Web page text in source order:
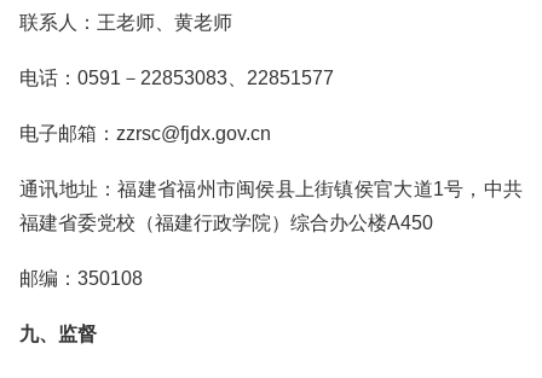
联系人：王老师、黄老师
电话：0591－22853083、22851577
电子邮箱：zzrsc@fjdx.gov.cn
通讯地址：福建省福州市闽侯县上街镇侯官大道1号，中共
福建省委党校（福建行政学院）综合办公楼A450
邮编：350108
九、监督